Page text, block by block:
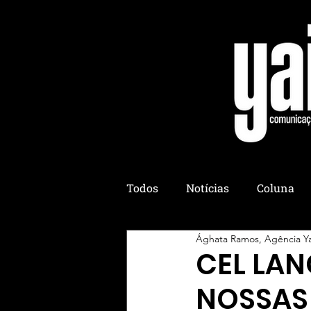
Todos Notícias Coluna
Colônia Yaih Yaih
Yaih Eventos Yaih
CEL
Ághata Ramos, Agência